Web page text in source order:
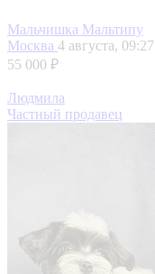
Мальчишка Мальтипу
Москва 4 августа, 09:27
55 000 ₽
Людмила
Частный продавец